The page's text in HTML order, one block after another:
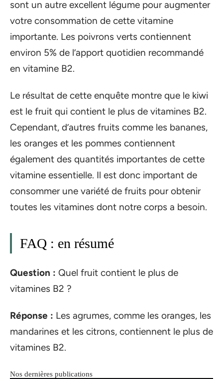
sont un autre excellent légume pour augmenter
votre consommation de cette vitamine
importante. Les poivrons verts contiennent
environ 5% de l’apport quotidien recommandé
en vitamine B2.
Le résultat de cette enquête montre que le kiwi
est le fruit qui contient le plus de vitamines B2.
Cependant, d’autres fruits comme les bananes,
les oranges et les pommes contiennent
également des quantités importantes de cette
vitamine essentielle. Il est donc important de
consommer une variété de fruits pour obtenir
toutes les vitamines dont notre corps a besoin.
FAQ : en résumé
Question : Quel fruit contient le plus de
vitamines B2 ?
Réponse : Les agrumes, comme les oranges, les
mandarines et les citrons, contiennent le plus de
vitamines B2.
Nos dernières publications